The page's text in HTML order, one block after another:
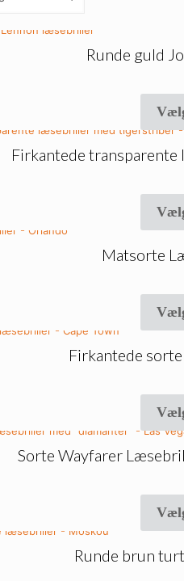
Runde guld
Firkantede
Matsorte
Firkantede
Sorte Wayfarer
Runde brun